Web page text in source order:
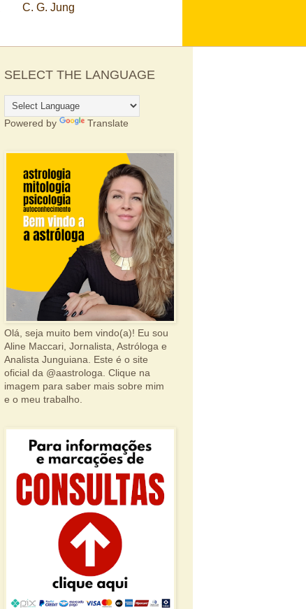
C. G. Jung
SELECT THE LANGUAGE
Powered by Translate
Olá, seja muito bem vindo(a)! Eu sou
Aline Maccari, Jornalista, Astróloga e
Analista Junguiana. Este é o site
oficial da @aastrologa. Clique na
imagem para saber mais sobre mim
e o meu trabalho.